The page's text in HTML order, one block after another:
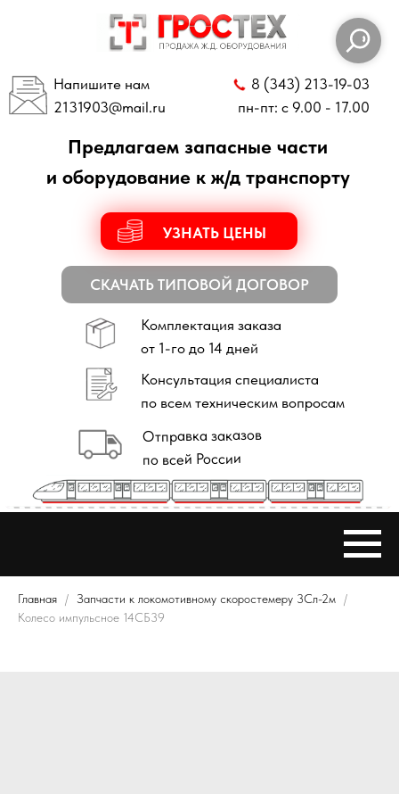
пн-пт: с 9.00 - 17.00
2131903
СКАЧАТЬ ТИПОВОЙ ДОГОВОР
Предлагаем запасные части
Комплектация заказа
от 1-го до 14 дней
по всем техническим вопросам
по всей России
Главная
Запчасти к локомотивному скоростемеру 3Сл-2м
Колесо импульсное 14СБ39